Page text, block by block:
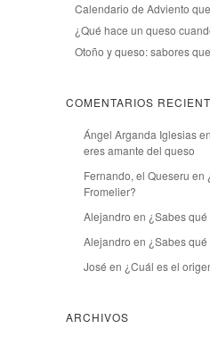
Calendario de Adviento
¿Qué hace un queso
Otoño y queso: sabores
COMENTARIOS
Ángel Arganda Iglesiasen
eres amante del queso
Fernando, el Queseru en
Fromelier?
Alejandro en ¿Sabes
Alejandro en ¿Sabes
José en ¿Cuál es el
ARCHIVOS